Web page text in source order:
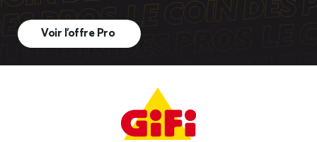
Voir l’offre Pro